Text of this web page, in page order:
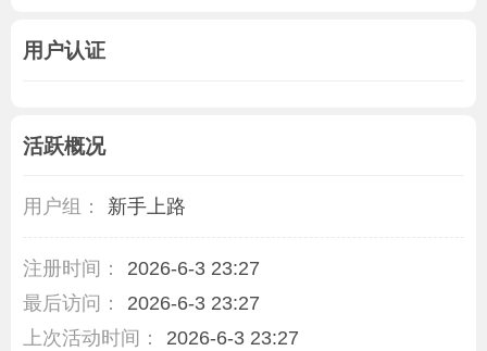
用户认证
活跃概况
用户组： 新手上路
注册时间：
2026-6-3 23:27
最后访问：
2026-6-3 23:27
上次活动时间：
2026-6-3 23:27